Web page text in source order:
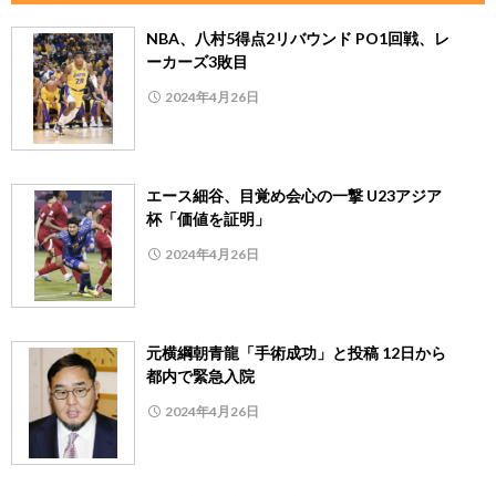
NBA、八村5得点2リバウンド PO1回戦、レ
ーカーズ3敗目
2024年4月26日
エース細谷、目覚め会心の一撃 U23アジア
杯「価値を証明」
2024年4月26日
元横綱朝青龍「手術成功」と投稿 12日から
都内で緊急入院
2024年4月26日